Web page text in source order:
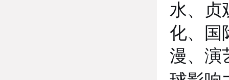
水、贞
化、国
漫、演